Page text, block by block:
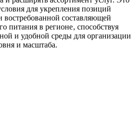
для укрепления позиций
востребованной составляющей
питания в регионе‚ способствуя
и удобной среды для организации
и масштаба.